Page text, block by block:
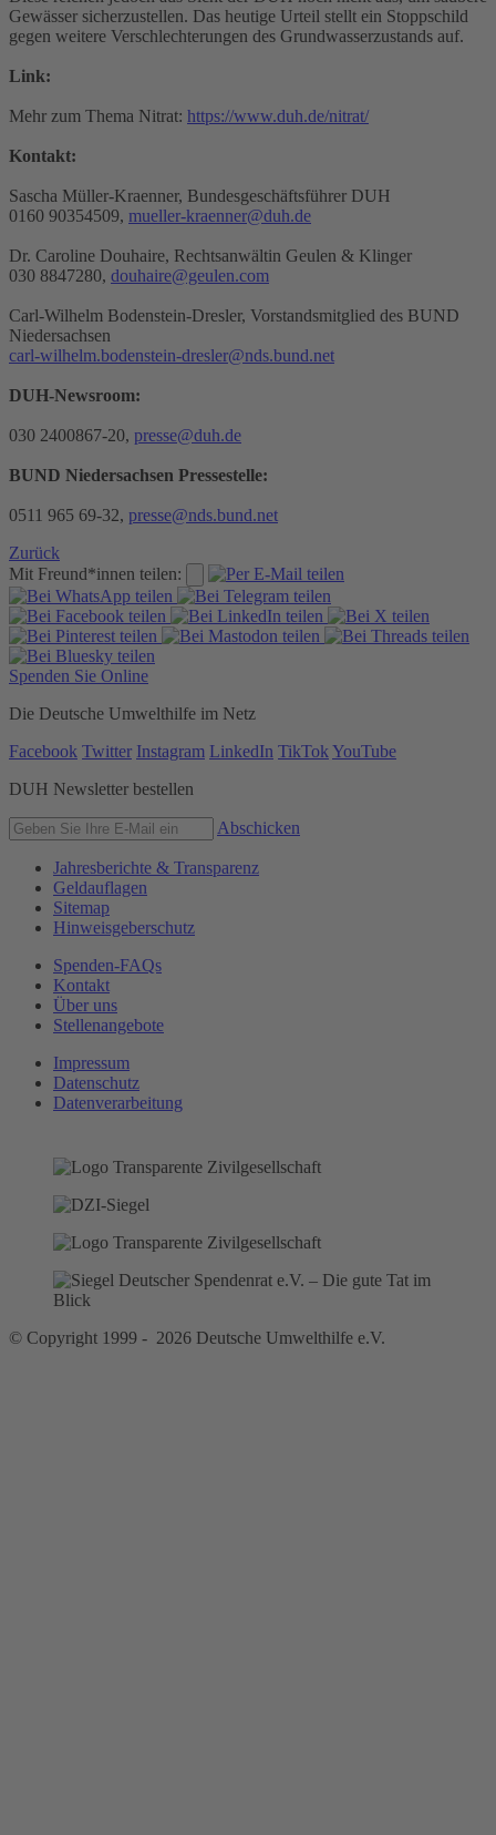
Gewässer sicherzustellen. Das heutige Urteil stellt ein Stoppschild
gegen weitere Verschlechterungen des Grundwasserzustands auf.
Link:
Mehr zum Thema Nitrat: https://www.duh.de/nitrat/
Kontakt:
Sascha Müller-Kraenner, Bundesgeschäftsführer DUH
0160 90354509, mueller-kraenner@duh.de
Dr. Caroline Douhaire, Rechtsanwältin Geulen & Klinger
030 8847280, douhaire@geulen.com
Carl-Wilhelm Bodenstein-Dresler, Vorstandsmitglied des BUND
Niedersachsen
carl-wilhelm.bodenstein-dresler@nds.bund.net
DUH-Newsroom:
030 2400867-20, presse@duh.de
BUND Niedersachsen Pressestelle:
0511 965 69-32, presse@nds.bund.net
Zurück
Mit Freund*innen teilen:
Spenden Sie Online
Die Deutsche Umwelthilfe im Netz
Facebook Twitter Instagram LinkedIn TikTok YouTube
DUH Newsletter bestellen
Abschicken
Jahresberichte & Transparenz
Geldauflagen
Sitemap
Hinweisgeberschutz
Spenden-FAQs
Kontakt
Über uns
Stellenangebote
Impressum
Datenschutz
Datenverarbeitung
© Copyright 1999 - 2026 Deutsche Umwelthilfe e.V.